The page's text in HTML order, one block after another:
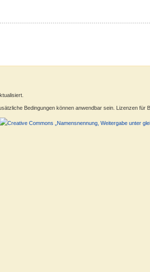
Bedingungen können anwendbar sein. Lizenzen für